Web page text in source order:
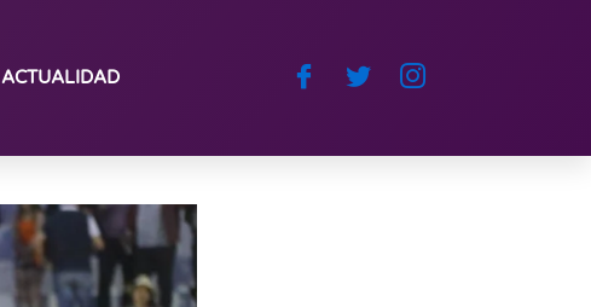
ACTUALIDAD